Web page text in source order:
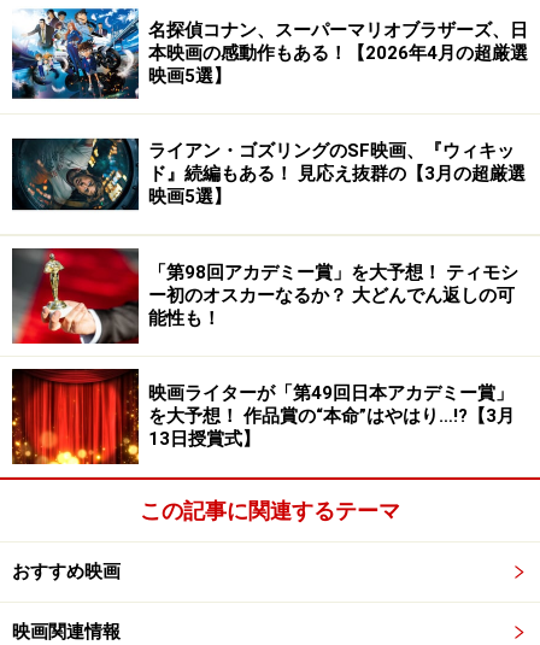
輝いた時間、失った時間はもう戻らない……。
大人になってから観ると、何とも言えない切なさが胸に
迫る映画です。
上海バンスキング [DVD]
上海バンスキング
名探偵コナン、スーパーマリオブラザーズ、日
本映画の感動作もある！【2026年4月の超厳選
映画5選】
ライアン・ゴズリングのSF映画、『ウィキッ
ド』続編もある！ 見応え抜群の【3月の超厳選
映画5選】
「第98回アカデミー賞」を大予想！ ティモシ
ー初のオスカーなるか？ 大どんでん返しの可
能性も！
映画ライターが「第49回日本アカデミー賞」
を大予想！ 作品賞の“本命”はやはり…!?【3月
13日授賞式】
この記事に関連するテーマ
おすすめ映画
映画関連情報